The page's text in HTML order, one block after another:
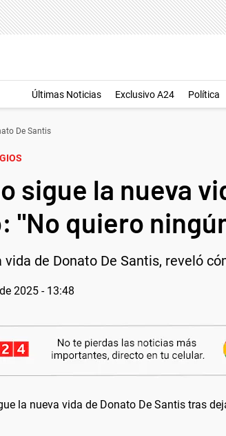
Últimas Noticias Exclusivo A24 Política
De Santis
sigue la nueva
"No quiero
vida de Donato De Santis, reveló
2025 - 13:48